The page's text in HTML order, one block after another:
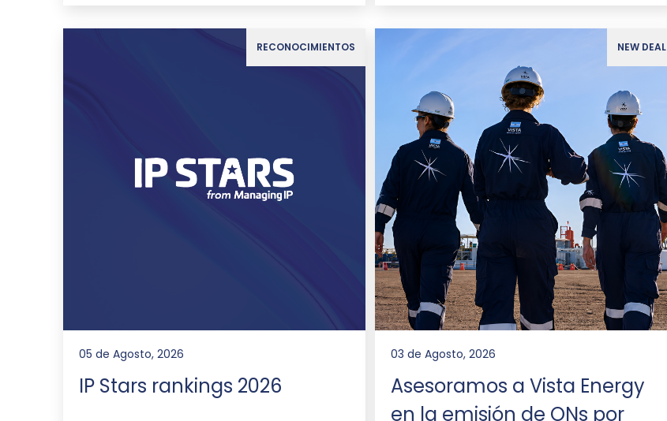
RECONOCIMIENTOS
05 de Agosto, 2026
IP Stars rankings 2026
NEW DEAL
03 de Agosto, 2026
Asesoramos a Vista Energy
en la emisión de ONs por